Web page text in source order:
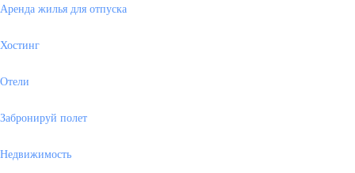
Аренда жилья для отпуска
Хостинг
Отели
Забронируй полет
Недвижимость